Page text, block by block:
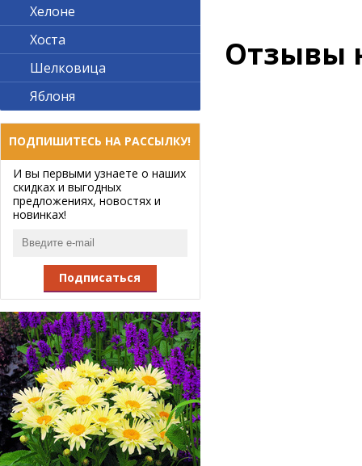
Отзывы
Хелоне
Хоста
Шелковица
Яблоня
ПОДПИШИТЕСЬ НА РАССЫЛКУ!
И вы первыми узнаете о наших
скидках и выгодных
предложениях, новостях и
новинках!
Подписаться